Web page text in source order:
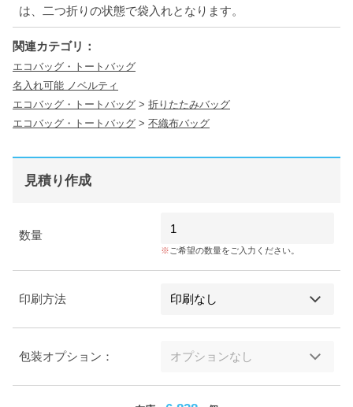
は、二つ折りの状態で袋入れとなります。
関連カテゴリ：
エコバッグ・トートバッグ
名入れ可能 ノベルティ
エコバッグ・トートバッグ > 折りたたみバッグ
エコバッグ・トートバッグ > 不織布バッグ
見積り作成
数量
ご希望の数量をご入力ください。
印刷方法
包装オプション：